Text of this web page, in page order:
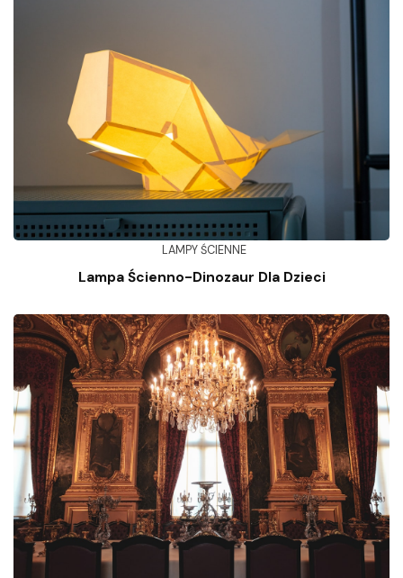
LAMPY ŚCIENNE
Lampa Ścienno-Dinozaur Dla Dzieci